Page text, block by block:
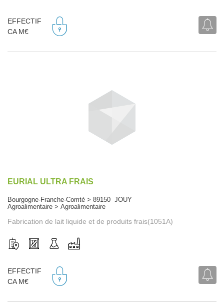
EFFECTIF
CA M€
EURIAL ULTRA FRAIS
Bourgogne-Franche-Comté > 89150 JOUY
Agroalimentaire > Agroalimentaire
Fabrication de lait liquide et de produits frais(1051A)
EFFECTIF
CA M€